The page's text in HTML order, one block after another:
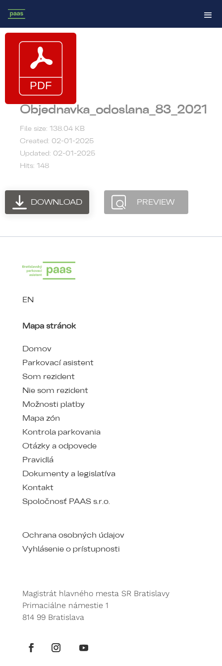
Objednavka_odoslana_83_2021
File size: 138.04 KB
Created: 02-01-2025
Updated: 02-01-2025
Hits: 148
DOWNLOAD PREVIEW
EN
Mapa stránok
Domov
Parkovací asistent
Som rezident
Nie som rezident
Možnosti platby
Mapa zón
Kontrola parkovania
Otázky a odpovede
Pravidlá
Dokumenty a legislatíva
Kontakt
Spoločnosť PAAS s.r.o.
Ochrana osobných údajov
Vyhlásenie o prístupnosti
Magistrát hlavného mesta SR Bratislavy
Primaciálne námestie 1
814 99 Bratislava